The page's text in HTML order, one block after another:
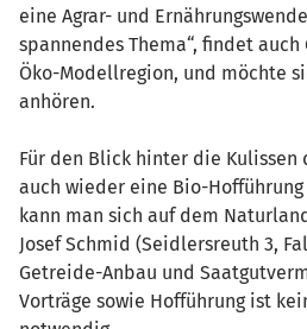
eine Agrar- und
spannendes Thema“, findet
Öko-Modellregion, und möchte
anhören.
Für den Blick hinter die Kulissen
auch wieder eine Bio-
kann man sich auf dem
Josef Schmid (Seidlersreuth 3,
Getreide-Anbau und
Vorträge sowie Hofführung ist